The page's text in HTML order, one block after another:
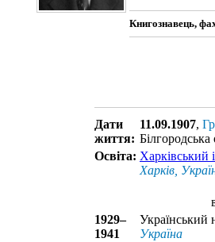
Книгознавець,
Дати
життя:
11.09.1907,
Білгородська
Освіта: Харківський
Харків,
1929–
1941
Український
Україна